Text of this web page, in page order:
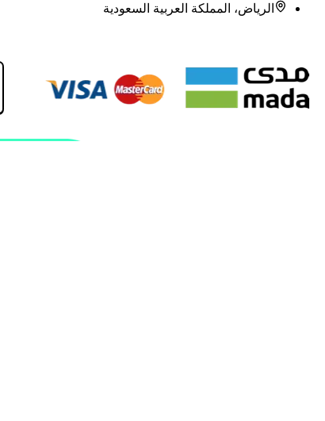
الرياض، المملكة العربية السعودية